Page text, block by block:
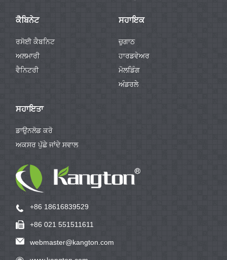
ਕੈਬਿਨੇਟ
ਰਸੋਈ ਕੈਬਨਿਟ
ਅਲਮਾਰੀ
ਵੈਨਿਟਰੀ
ਸਹਾਇਕ
ਚੁਗਾਠ
ਹਾਰਡਵੇਅਰ
ਮੋਲਡਿੰਗ
ਅੰਡਰਲੇ
ਸਹਾਇਤਾ
ਡਾਉਨਲੋਡ ਕਰੋ
ਅਕਸਰ ਪੁੱਛੇ ਜਾਂਦੇ ਸਵਾਲ
+86 18616839529
+86 021 551511611
webmaster@kangton.com